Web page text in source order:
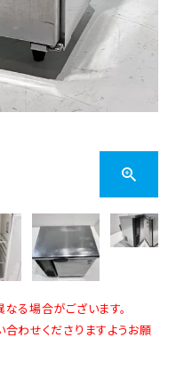
る場合がございます。
わせくださりますようお願